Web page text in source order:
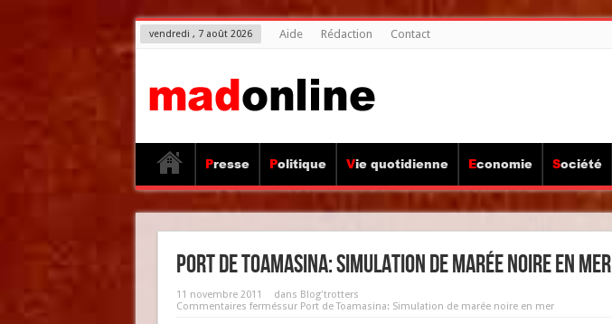
vendredi , 7 août 2026 Aide Rédaction Contact
Presse Politique Vie quotidienne Economie Société
Port de Toamasina: Simulation de marée noire en mer
11 novembre 2011 dans Blog'trotters
Commentaires ferméssur Port de Toamasina: Simulation de marée noire en mer